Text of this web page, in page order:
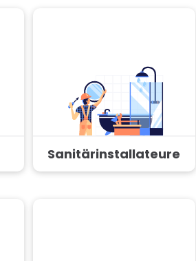
Sanitärinstallateure